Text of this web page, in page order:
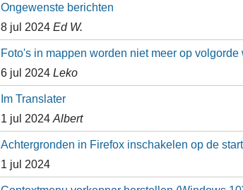
Ongewenste berichten
8 jul 2024 Ed W.
Foto's in mappen worden niet meer op volgorde
6 jul 2024 Leko
Im Translater
1 jul 2024 Albert
Achtergronden in Firefox inschakelen op de
1 jul 2024